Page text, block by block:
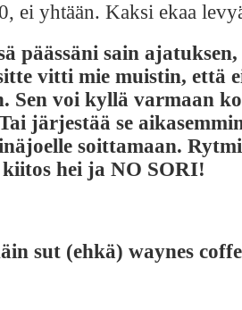
ei yhtään. Kaksi ekaa
päässäni sain
vitti mie muistin, että
Sen voi kyllä varmaan
järjestää se
soittamaan.
hei ja NO SORI!
sut (ehkä) waynes